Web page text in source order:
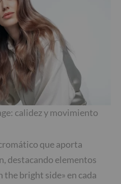
calidez y movimiento
que aporta
destacando elementos
the bright side» en cada